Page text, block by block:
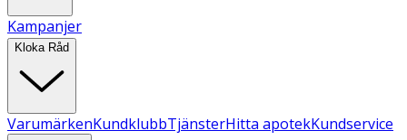
Kampanjer
Kloka Råd
VarumärkenKundklubbTjänsterHitta apotekKundservice